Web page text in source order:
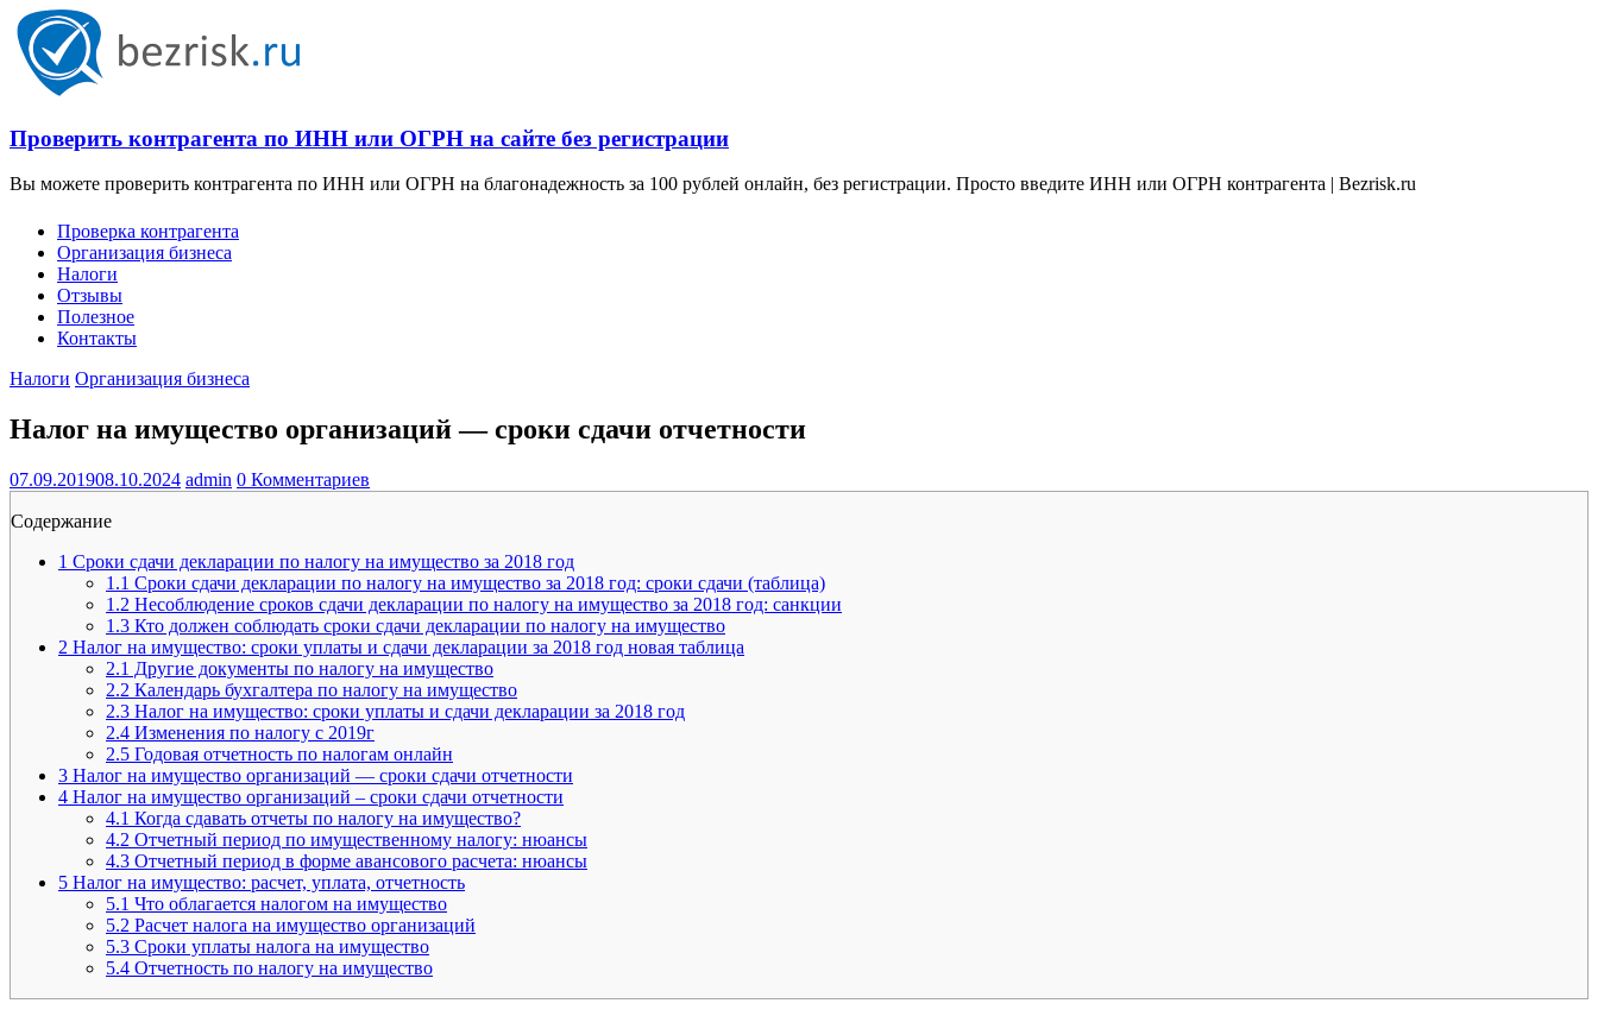
Проверить контрагента по ИНН или ОГРН на сайте без регистрации
Вы можете проверить контрагента по ИНН или ОГРН на благонадежность за 100 рублей онлайн, без регистрации. Просто введите ИНН или ОГРН контрагента | Bezrisk.ru
Проверка контрагента
Организация бизнеса
Налоги
Отзывы
Полезное
Контакты
Налоги Организация бизнеса
Налог на имущество организаций — сроки сдачи отчетности
07.09.201908.10.2024 admin 0 Комментариев
Содержание
1 Сроки сдачи декларации по налогу на имущество за 2018 год
1.1 Сроки сдачи декларации по налогу на имущество за 2018 год: сроки сдачи (таблица)
1.2 Несоблюдение сроков сдачи декларации по налогу на имущество за 2018 год: санкции
1.3 Кто должен соблюдать сроки сдачи декларации по налогу на имущество
2 Налог на имущество: сроки уплаты и сдачи декларации за 2018 год новая таблица
2.1 Другие документы по налогу на имущество
2.2 Календарь бухгалтера по налогу на имущество
2.3 Налог на имущество: сроки уплаты и сдачи декларации за 2018 год
2.4 Изменения по налогу с 2019г
2.5 Годовая отчетность по налогам онлайн
3 Налог на имущество организаций — сроки сдачи отчетности
4 Налог на имущество организаций – сроки сдачи отчетности
4.1 Когда сдавать отчеты по налогу на имущество?
4.2 Отчетный период по имущественному налогу: нюансы
4.3 Отчетный период в форме авансового расчета: нюансы
5 Налог на имущество: расчет, уплата, отчетность
5.1 Что облагается налогом на имущество
5.2 Расчет налога на имущество организаций
5.3 Сроки уплаты налога на имущество
5.4 Отчетность по налогу на имущество